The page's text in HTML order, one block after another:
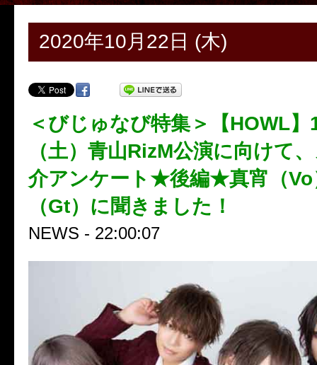
2020年10月22日 (木)
＜びじゅなび特集＞【HOWL】
（土）青山RizM公演に向けて
介アンケート★後編★真宵（Vo
（Gt）に聞きました！
NEWS - 22:00:07